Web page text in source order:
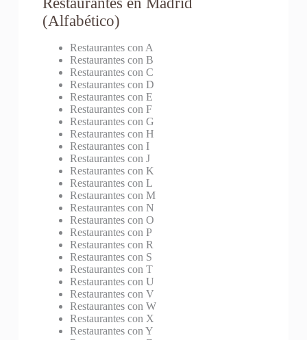
(Alfabético)
Restaurantes con A
Restaurantes con B
Restaurantes con C
Restaurantes con D
Restaurantes con E
Restaurantes con F
Restaurantes con G
Restaurantes con H
Restaurantes con I
Restaurantes con J
Restaurantes con K
Restaurantes con L
Restaurantes con M
Restaurantes con N
Restaurantes con O
Restaurantes con P
Restaurantes con R
Restaurantes con S
Restaurantes con T
Restaurantes con U
Restaurantes con V
Restaurantes con W
Restaurantes con X
Restaurantes con Y